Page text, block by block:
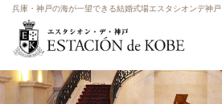
兵庫・神戸の海が一望できる結婚式場エスタシオンデ神戸